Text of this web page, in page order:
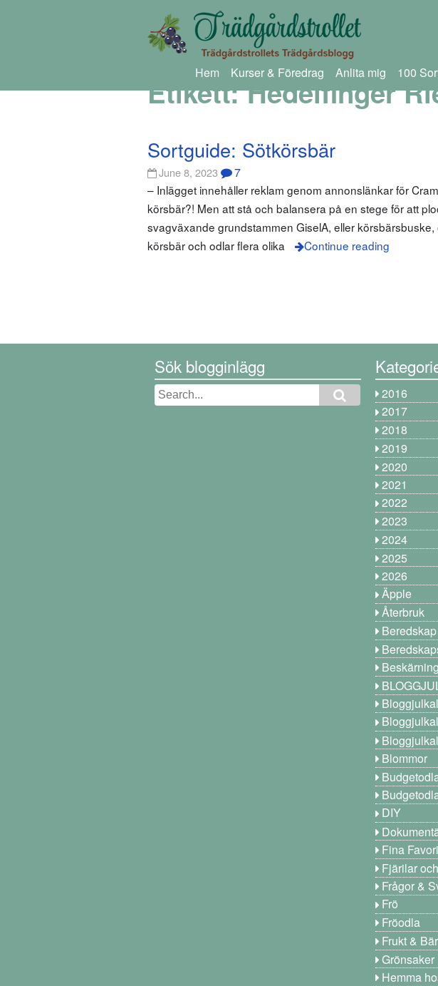
Hem Kurser & Föredrag Anlita mig 100
Etikett:Hedelfinger
Sortguide: Sötkörsbär
June 8, 2023 7
– Inlägget innehåller reklam genom annonslänkar för
körsbär?! Men att stå och balansera på en stege för att
svagväxande grundstammen GiselA, eller
körsbär och odlar flera olika
Continue reading
Sök blogginlägg
2016
2017
2018
2019
2020
2021
2022
2023
2024
2025
2026
Äpple
Återbruk
Beredskap
Beskärning
Blommor
DIY
Fina
Fjärilar
Frågor &
Frö
Fröodla
Frukt & Bär
Grönsaker
Hemma